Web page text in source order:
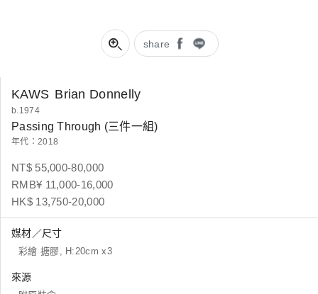
share
KAWS Brian Donnelly
b.1974
Passing Through (三件一組)
年代：2018
NT$ 55,000-80,000
RMB¥ 11,000-16,000
HK$ 13,750-20,000
媒材／尺寸
彩繪 搪膠, H:20cm x3
來源